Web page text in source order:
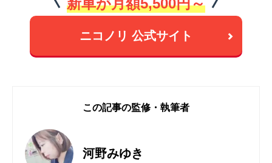
ニコノリ 公式サイト
この記事の監修・執筆者
河野みゆき